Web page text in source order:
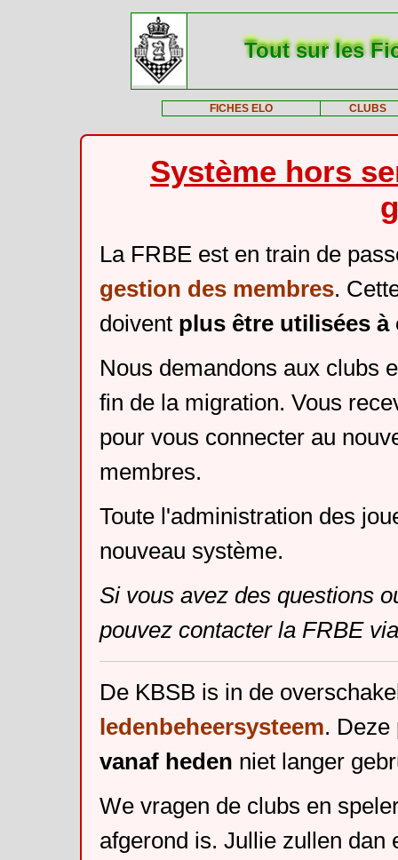
Tout sur les
FICHES ELO CLUBS
Système hors
La FRBE est en train de
gestion des membres.
doivent plus être utilisées
Nous demandons aux clubs
fin de la migration. Vous
pour vous connecter au
membres.
Toute l'administration des
nouveau système.
Si vous avez des questions
pouvez contacter la FRBE
De KBSB is in de
ledenbeheersysteem. Deze
vanaf heden niet langer
We vragen de clubs en
afgerond is. Jullie zullen dan